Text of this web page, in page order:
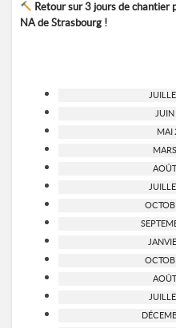
Retour sur 3 jours de chantier
NA de Strasbourg !
MAI